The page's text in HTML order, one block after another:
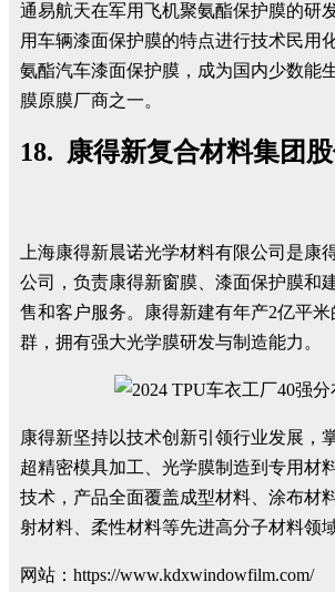
通易航天在军用飞机聚氨酯保护膜的研
用车辆漆面保护膜的特点进行技术民用
氨酯汽车漆面保护膜，成为国内少数能
膜原膜厂商之一。
18. 康得新复合材料集团
上海康得新晨诺光学材料有限公司是康
公司，负责康得新窗膜、漆面保护膜和
售和客户服务。康得新建有年产2亿平
群，拥有强大光学膜研发与制造能力。
康得新坚持以技术创新引领行业发展，
超精密模具加工、光学膜制造到专用材
技术，产品全面覆盖成型材料、涂布材
射材料、柔性材料等先进高分子材料领域
网站：https://www.kdxwindowfilm.com/